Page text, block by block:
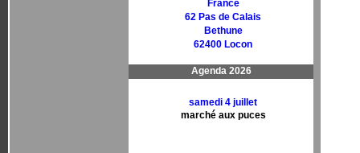
France
62 Pas de Calais
Bethune
62400 Locon
Agenda 2026
samedi 4 juillet
marché aux puces